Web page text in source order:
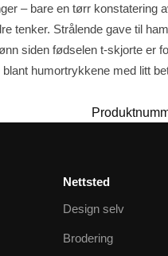
– bare en tørr konstatering
tenker. Strålende gave til
siden fødselen t-skjorte er
humortrykkene med litt
Nettsted
Design selv
Brodering